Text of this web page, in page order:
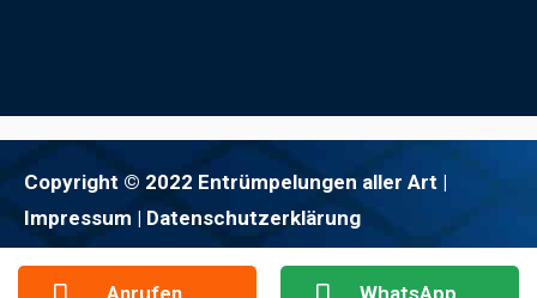
Copyright © 2022 Entrümpelungen aller Art |
Impressum | Datenschutzerklärung
Anrufen WhatsApp